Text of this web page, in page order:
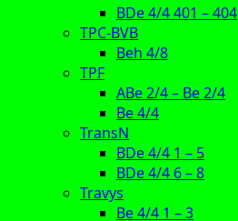
BDe 4/4 401 – 404
TPC-BVB
Beh 4/8
TPF
ABe 2/4 – Be 2/4
Be 4/4
TransN
BDe 4/4 1 – 5
BDe 4/4 6 – 8
Travys
Be 4/4 1 – 3